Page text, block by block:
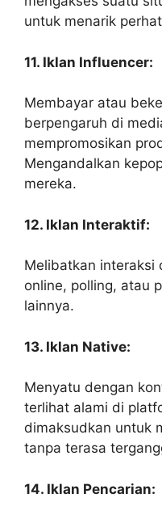
untuk menarik
11. Iklan Influencer:
Membayar atau
berpengaruh di
mempromosikan
Mengandalkan
mereka.
12. Iklan Interaktif:
Melibatkan interaksi
online, polling, atau
lainnya.
13. Iklan Native:
Menyatu dengan
terlihat alami di
dimaksudkan untuk
tanpa terasa
14. Iklan Pencarian: